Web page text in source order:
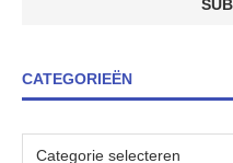
CATEGORIEËN